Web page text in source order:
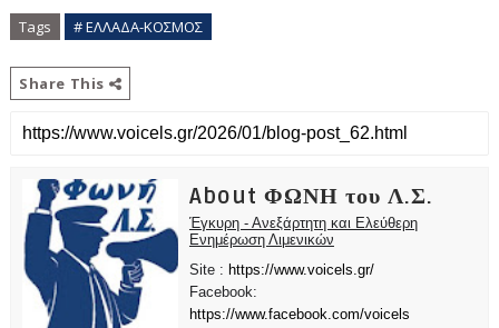
Tags # ΕΛΛΑΔΑ-ΚΟΣΜΟΣ
Share This
About ΦΩΝΗ του Λ.Σ.
Έγκυρη - Ανεξάρτητη και Ελεύθερη
Ενημέρωση Λιμενικών
Site : https://www.voicels.gr/
Facebook:
https://www.facebook.com/voicels